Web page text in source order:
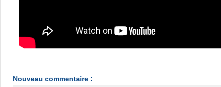
Nouveau commentaire :